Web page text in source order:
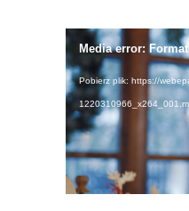
Odtwarzacz
video
Media error:
Pobierz plik: https://